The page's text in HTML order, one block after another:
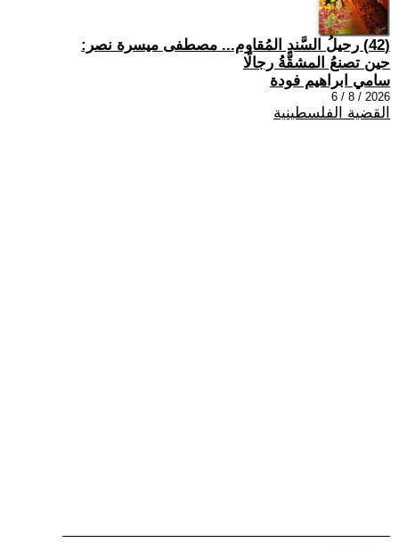
(42) رحيلُ السَّندِ المُقاوم... مصطفى ميسرة نصر:
حين تصنعُ المشقَّةُ رجالًا
سامي ابراهيم فودة
2026 / 8 / 6
القضية الفلسطينية